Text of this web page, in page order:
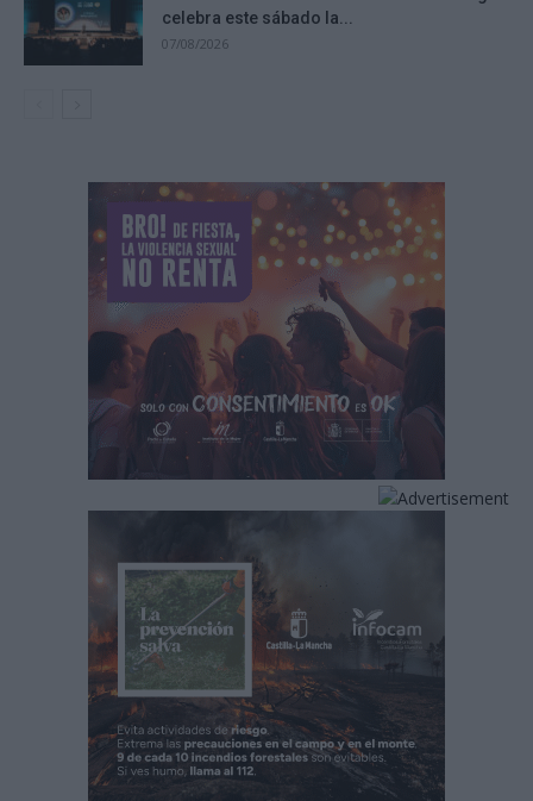
celebra este sábado la...
07/08/2026